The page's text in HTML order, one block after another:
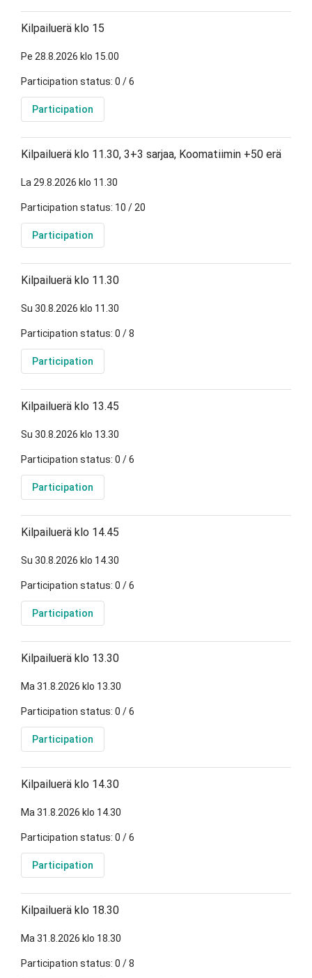
Kilpailuerä klo 15
Pe 28.8.2026 klo 15.00
Participation status: 0 / 6
Participation
Kilpailuerä klo 11.30, 3+3 sarjaa, Koomatiimin +50 erä
La 29.8.2026 klo 11.30
Participation status: 10 / 20
Participation
Kilpailuerä klo 11.30
Su 30.8.2026 klo 11.30
Participation status: 0 / 8
Participation
Kilpailuerä klo 13.45
Su 30.8.2026 klo 13.30
Participation status: 0 / 6
Participation
Kilpailuerä klo 14.45
Su 30.8.2026 klo 14.30
Participation status: 0 / 6
Participation
Kilpailuerä klo 13.30
Ma 31.8.2026 klo 13.30
Participation status: 0 / 6
Participation
Kilpailuerä klo 14.30
Ma 31.8.2026 klo 14.30
Participation status: 0 / 6
Participation
Kilpailuerä klo 18.30
Ma 31.8.2026 klo 18.30
Participation status: 0 / 8